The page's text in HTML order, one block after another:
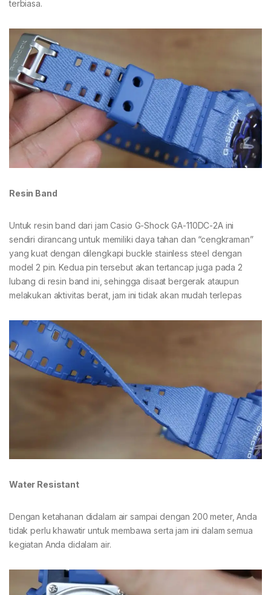
terbiasa.
Resin Band
Untuk resin band dari jam Casio G-Shock GA-110DC-2A ini
sendiri dirancang untuk memiliki daya tahan dan “cengkraman”
yang kuat dengan dilengkapi buckle stainless steel dengan
model 2 pin. Kedua pin tersebut akan tertancap juga pada 2
lubang di resin band ini, sehingga disaat bergerak ataupun
melakukan aktivitas berat, jam ini tidak akan mudah terlepas
Water Resistant
Dengan ketahanan didalam air sampai dengan 200 meter, Anda
tidak perlu khawatir untuk membawa serta jam ini dalam semua
kegiatan Anda didalam air.